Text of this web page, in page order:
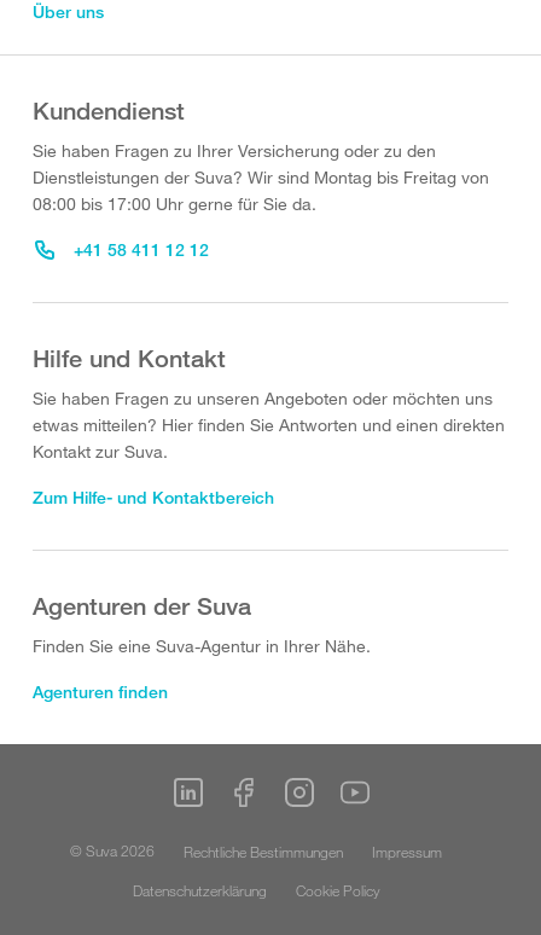
Über uns
Kundendienst
Sie haben Fragen zu Ihrer Versicherung oder zu den
Dienstleistungen der Suva? Wir sind Montag bis Freitag von
08:00 bis 17:00 Uhr gerne für Sie da.
+41 58 411 12 12
Hilfe und Kontakt
Sie haben Fragen zu unseren Angeboten oder möchten uns
etwas mitteilen? Hier finden Sie Antworten und einen direkten
Kontakt zur Suva.
Zum Hilfe- und Kontaktbereich
Agenturen der Suva
Finden Sie eine Suva-Agentur in Ihrer Nähe.
Agenturen finden
© Suva 2026 Rechtliche Bestimmungen
Impressum
Datenschutzerklärung
Cookie Policy